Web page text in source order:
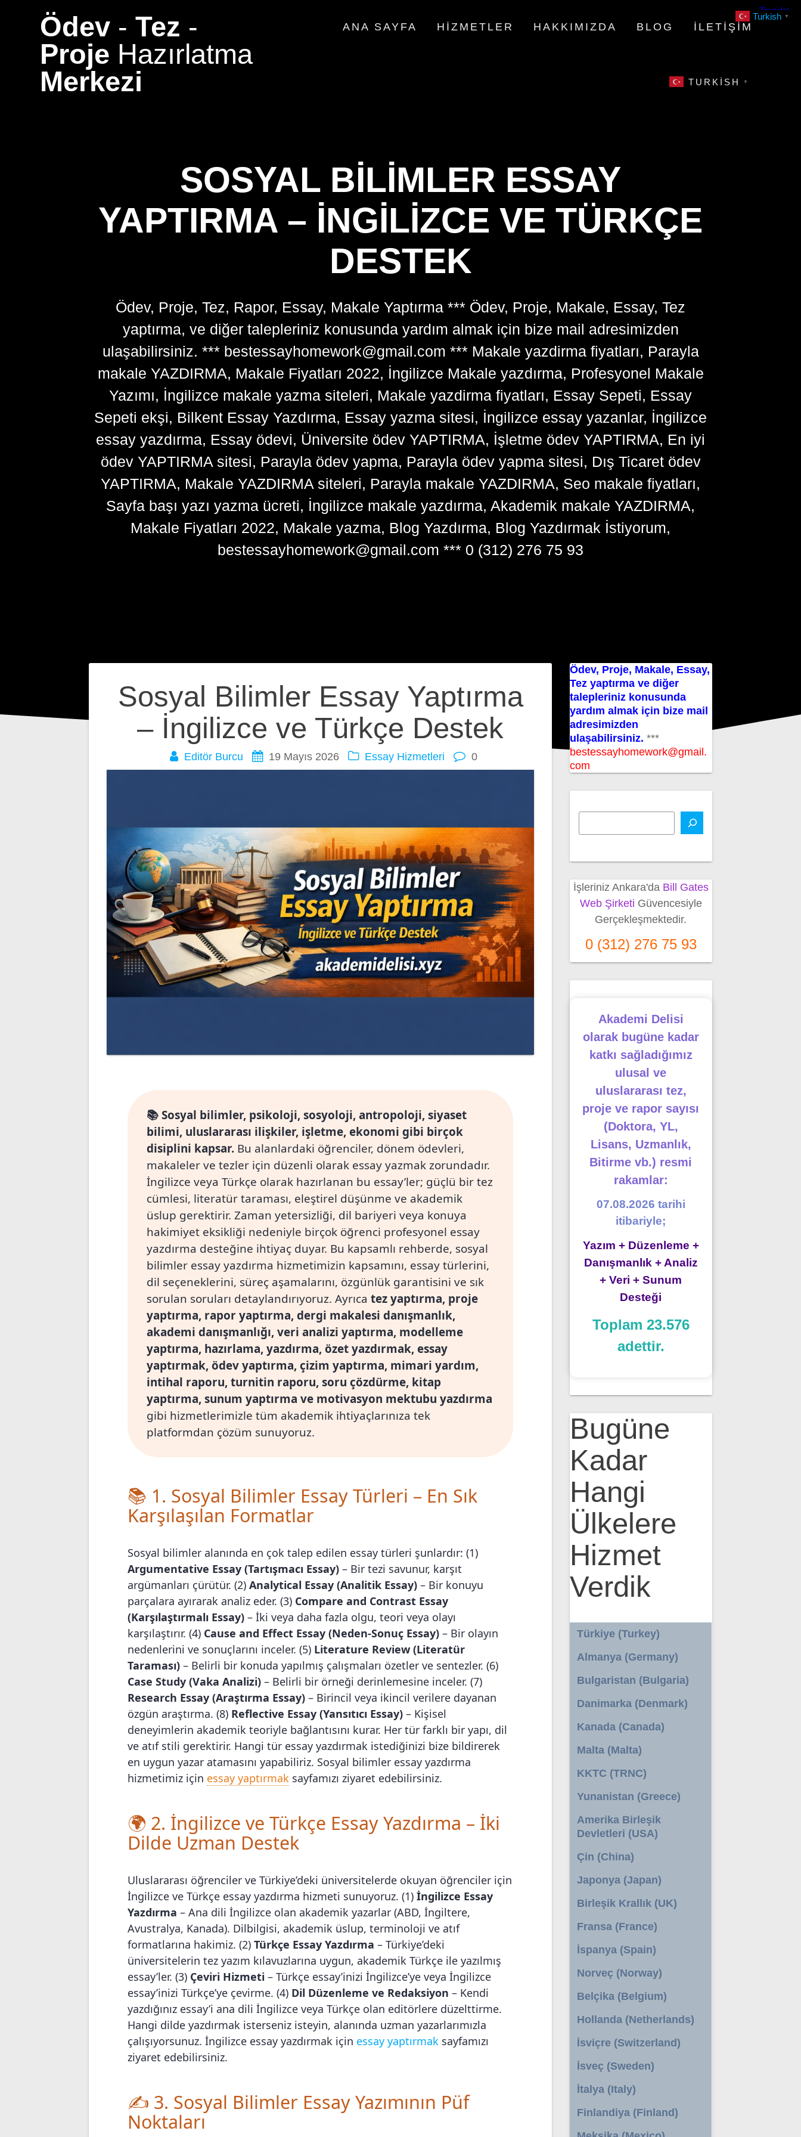
Ödev - Tez -
Proje Hazırlatma
Merkezi
ANA SAYFA HIZMETLER HAKKIMIZDA BLOG İLETIŞIM
TURKISH ▼
SOSYAL BILIMLER ESSAY
YAPTIRMA – İNGILIZCE VE TÜRKÇE
DESTEK
Ödev, Proje, Tez, Rapor, Essay, Makale Yaptırma *** Ödev, Proje, Makale, Essay, Tez
yaptırma, ve diğer talepleriniz konusunda yardım almak için bize mail adresimizden
ulaşabilirsiniz. *** bestessayhomework@gmail.com *** Makale yazdirma fiyatları, Parayla
makale YAZDIRMA, Makale Fiyatları 2022, İngilizce Makale yazdırma, Profesyonel Makale
Yazımı, İngilizce makale yazma siteleri, Makale yazdirma fiyatları, Essay Sepeti, Essay
Sepeti ekşi, Bilkent Essay Yazdırma, Essay yazma sitesi, İngilizce essay yazanlar, İngilizce
essay yazdırma, Essay ödevi, Üniversite ödev YAPTIRMA, İşletme ödev YAPTIRMA, En iyi
ödev YAPTIRMA sitesi, Parayla ödev yapma, Parayla ödev yapma sitesi, Dış Ticaret ödev
YAPTIRMA, Makale YAZDIRMA siteleri, Parayla makale YAZDIRMA, Seo makale fiyatları,
Sayfa başı yazı yazma ücreti, İngilizce makale yazdırma, Akademik makale YAZDIRMA,
Makale Fiyatları 2022, Makale yazma, Blog Yazdırma, Blog Yazdırmak İstiyorum,
bestessayhomework@gmail.com *** 0 (312) 276 75 93
Sosyal Bilimler Essay Yaptırma
– İngilizce ve Türkçe Destek
Editör Burcu 19 Mayıs 2026 Essay Hizmetleri 0
📚 Sosyal bilimler, psikoloji, sosyoloji, antropoloji, siyaset
bilimi, uluslararası ilişkiler, işletme, ekonomi gibi birçok
disiplini kapsar. Bu alanlardaki öğrenciler, dönem ödevleri,
makaleler ve tezler için düzenli olarak essay yazmak zorundadır.
İngilizce veya Türkçe olarak hazırlanan bu essay’ler; güçlü bir tez
cümlesi, literatür taraması, eleştirel düşünme ve akademik
üslup gerektirir. Zaman yetersizliği, dil bariyeri veya konuya
hakimiyet eksikliği nedeniyle birçok öğrenci profesyonel essay
yazdırma desteğine ihtiyaç duyar. Bu kapsamlı rehberde, sosyal
bilimler essay yazdırma hizmetimizin kapsamını, essay türlerini,
dil seçeneklerini, süreç aşamalarını, özgünlük garantisini ve sık
sorulan soruları detaylandırıyoruz. Ayrıcatez yaptırma, proje
yaptırma, rapor yaptırma, dergi makalesi danışmanlık,
akademi danışmanlığı, veri analizi yaptırma, modelleme
yaptırma, hazırlama, yazdırma, özet yazdırmak, essay
yaptırmak, ödev yaptırma, çizim yaptırma, mimari yardım,
intihal raporu, turnitin raporu, soru çözdürme, kitap
yaptırma, sunum yaptırma ve motivasyon mektubu yazdırma
gibi hizmetlerimizle tüm akademik ihtiyaçlarınıza tek
platformdan çözüm sunuyoruz.
📚 1. Sosyal Bilimler Essay Türleri – En Sık
Karşılaşılan Formatlar
Sosyal bilimler alanında en çok talep edilen essay türleri şunlardır: (1)
Argumentative Essay (Tartışmacı Essay) – Bir tezi savunur, karşıt
argümanları çürütür. (2)Analytical Essay (Analitik Essay) – Bir konuyu
parçalara ayırarak analiz eder. (3) Compare and Contrast Essay
(Karşılaştırmalı Essay) – İki veya daha fazla olgu, teori veya olayı
karşılaştırır. (4) Cause and Effect Essay (Neden-Sonuç Essay) – Bir olayın
nedenlerini ve sonuçlarını inceler. (5) Literature Review (Literatür
Taraması) – Belirli bir konuda yapılmış çalışmaları özetler ve sentezler. (6)
Case Study (Vaka Analizi) – Belirli bir örneği derinlemesine inceler. (7)
Research Essay (Araştırma Essay) – Birincil veya ikincil verilere dayanan
özgün araştırma. (8) Reflective Essay (Yansıtıcı Essay) – Kişisel
deneyimlerin akademik teoriyle bağlantısını kurar. Her tür farklı bir yapı, dil
ve atıf stili gerektirir. Hangi tür essay yazdırmak istediğinizi bize bildirerek
en uygun yazar atamasını yapabiliriz. Sosyal bilimler essay yazdırma
hizmetimiz için essay yaptırmak sayfamızı ziyaret edebilirsiniz.
🌍 2. İngilizce ve Türkçe Essay Yazdırma – İki
Dilde Uzman Destek
Uluslararası öğrenciler ve Türkiye’deki üniversitelerde okuyan öğrenciler için
İngilizce ve Türkçe essay yazdırma hizmeti sunuyoruz. (1)İngilizce Essay
Yazdırma – Ana dili İngilizce olan akademik yazarlar (ABD, İngiltere,
Avustralya, Kanada). Dilbilgisi, akademik üslup, terminoloji ve atıf
formatlarına hakimiz. (2)Türkçe Essay Yazdırma – Türkiye’deki
üniversitelerin tez yazım kılavuzlarına uygun, akademik Türkçe ile yazılmış
essay’ler. (3) Çeviri Hizmeti – Türkçe essay’inizi İngilizce’ye veya İngilizce
essay’inizi Türkçe’ye çevirme. (4) Dil Düzenleme ve Redaksiyon – Kendi
yazdığınız essay’i ana dili İngilizce veya Türkçe olan editörlere düzelttirme.
Hangi dilde yazdırmak isterseniz isteyin, alanında uzman yazarlarımızla
çalışıyorsunuz. İngilizce essay yazdırmak için essay yaptırmak sayfamızı
ziyaret edebilirsiniz.
✍️ 3. Sosyal Bilimler Essay Yazımının Püf
Noktaları
Yazı
gezinmesi
Ödev, Proje, Makale, Essay,
Tez yaptırma ve diğer
talepleriniz konusunda
yardım almak için bize mail
adresimizden
ulaşabilirsiniz. ***
bestessayhomework@gmail.
com
İşleriniz Ankara'da Bill Gates
Web Şirketi Güvencesiyle
Gerçekleşmektedir.
0 (312) 276 75 93
Akademi Delisi
olarak bugüne kadar
katkı sağladığımız
ulusal ve
uluslararası tez,
proje ve rapor sayısı
(Doktora, YL,
Lisans, Uzmanlık,
Bitirme vb.) resmi
rakamlar:
07.08.2026 tarihi
itibariyle;
Yazım + Düzenleme +
Danışmanlık + Analiz
+ Veri + Sunum
Desteği
Toplam 23.576
adettir.
Bugüne
Kadar
Hangi
Ülkelere
Hizmet
Verdik
Türkiye (Turkey)
Almanya (Germany)
Bulgaristan (Bulgaria)
Danimarka (Denmark)
Kanada (Canada)
Malta (Malta)
KKTC (TRNC)
Yunanistan (Greece)
Amerika Birleşik
Devletleri (USA)
Çin (China)
Japonya (Japan)
Birleşik Krallık (UK)
Fransa (France)
İspanya (Spain)
Norveç (Norway)
Belçika (Belgium)
Hollanda (Netherlands)
İsviçre (Switzerland)
İsveç (Sweden)
İtalya (Italy)
Finlandiya (Finland)
Turkish ▼